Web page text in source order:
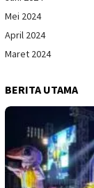
Mei 2024
April 2024
Maret 2024
BERITA UTAMA